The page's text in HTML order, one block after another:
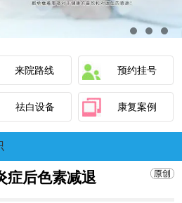
来院路线 预约挂号
祛白设备 康复案例
症后色素减退